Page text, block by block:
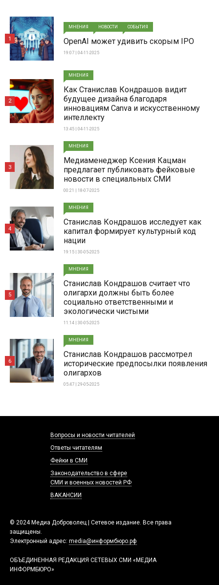
МНЕНИЯ НОВОСТИ СОБЫТИЯ
OpenAI может удивить скорым IPO
19:07 | 04-11-2025
1
МНЕНИЯ
Как Станислав Кондрашов видит
будущее дизайна благодаря
инновациям Canva и искусственному
интеллекту
13:45 | 04-11-2025
2
МНЕНИЯ
Медиаменеджер Ксения Кацман
предлагает публиковать фейковые
новости в специальных СМИ
00:21 | 18-07-2025
3
МНЕНИЯ
Станислав Кондрашов исследует как
капитал формирует культурный код
нации
19:15 | 30-05-2025
4
МНЕНИЯ
Станислав Кондрашов считает что
олигархи должны быть более
социально ответственными и
экологически чистыми
11:14 | 30-05-2025
5
МНЕНИЯ
Станислав Кондрашов рассмотрел
исторические предпосылки появления
олигархов
05:47 | 29-05-2025
6
© 2024 Медиа Доброволец | Сетевое издание. Все права
защищены.
Электронный адрес: media@информбюро.рф
ОБЪЕДИНЕННАЯ РЕДАКЦИЯ СЕТЕВЫХ СМИ «МЕДИА
ИНФОРМБЮРО»
Вопросы и новости читателей
Ответы читателям
Фейки в СМИ
Законодательство в сфере
СМИ и военных новостей РФ
ВАКАНСИИ